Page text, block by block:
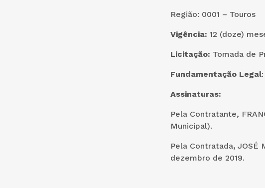
Região: 0001 – Touros
Vigência: 12 (doze)
Licitação: Tomada de
Fundamentação Legal
Assinaturas:
Pela Contratante,
Municipal).
Pela Contratada, JOSÉ
dezembro de 2019.